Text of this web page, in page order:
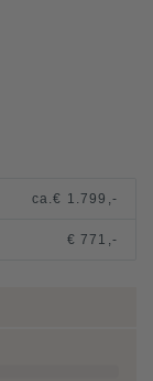
ca.€ 1.799,-
€ 771,-